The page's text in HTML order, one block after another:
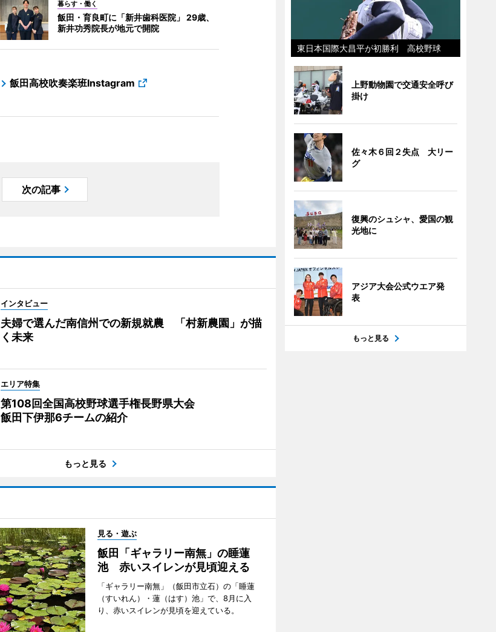
暮らす・働く
飯田・育良町に「新井歯科医院」 29歳、
新井功秀院長が地元で開院
飯田高校吹奏楽班Instagram
次の記事
インタビュー
夫婦で選んだ南信州での新規就農 「村新農園」が描
く未来
エリア特集
第108回全国高校野球選手権長野県大会
飯田下伊那6チームの紹介
もっと見る
見る・遊ぶ
飯田「ギャラリー南無」の睡蓮
池 赤いスイレンが見頃迎える
「ギャラリー南無」（飯田市立石）の「睡蓮
（すいれん）・蓮（はす）池」で、8月に入
り、赤いスイレンが見頃を迎えている。
東日本国際大昌平が初勝利 高校野球
上野動物園で交通安全呼び
掛け
佐々木６回２失点 大リー
グ
復興のシュシャ、愛国の観
光地に
アジア大会公式ウエア発
表
もっと見る